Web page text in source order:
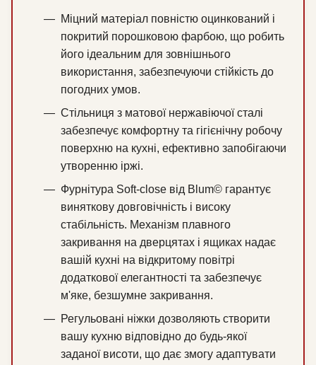
Міцний матеріал повністю оцинкований і
покритий порошковою фарбою, що робить
його ідеальним для зовнішнього
використання, забезпечуючи стійкість до
погодних умов.
Стільниця з матової нержавіючої сталі
забезпечує комфортну та гігієнічну робочу
поверхню на кухні, ефективно запобігаючи
утворенню іржі.
Фурнітура Soft-close від Blum© гарантує
виняткову довговічність і високу
стабільність. Механізм плавного
закривання на дверцятах і ящиках надає
вашій кухні на відкритому повітрі
додаткової елегантності та забезпечує
м'яке, безшумне закривання.
Регульовані ніжки дозволяють створити
вашу кухню відповідно до будь-якої
заданої висоти, що дає змогу адаптувати